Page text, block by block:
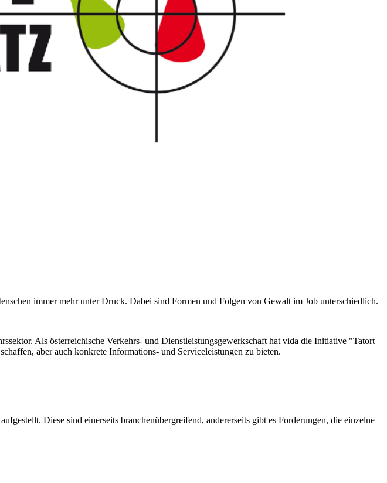
immer mehr unter Druck. Dabei sind Formen und Folgen von Gewalt im Job unterschiedlich.
Als österreichische Verkehrs- und Dienstleistungsgewerkschaft hat vida die Initiative "Tatort
aber auch konkrete Informations- und Serviceleistungen zu bieten.
Diese sind einerseits branchenübergreifend, andererseits gibt es Forderungen, die einzelne